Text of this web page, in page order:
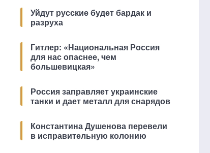
Уйдут русские будет бардак и
разруха
Гитлер: «Национальная Россия
для нас опаснее, чем
большевицкая»
Россия заправляет украинские
танки и дает металл для снарядов
Константина Душенова перевели
в исправительную колонию